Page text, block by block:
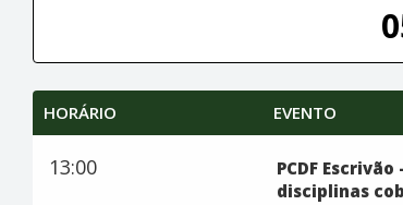
HORÁRIO EVENTO
13:00
PCDF
disciplinas